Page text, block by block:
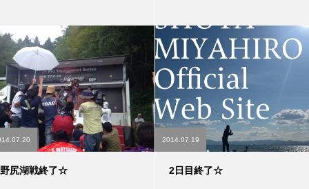
野尻湖戦終了☆
2014.07.19
2日目終了☆